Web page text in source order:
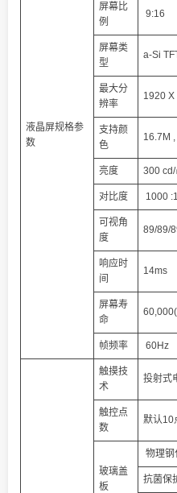
液晶屏规格参
数
屏幕比
例
9:16
屏幕类
型
a-Si
最大分
辨率
1920
支持颜
色
16.7M
亮度 300 cd/
对比度 1000 :1
可视角
度
89/89/
响应时
间
14ms
屏幕寿
命
帧频率 60Hz
触摸技
术
投射式
触控点
数
默认10
玻璃盖
板
物理钢
抗菌保